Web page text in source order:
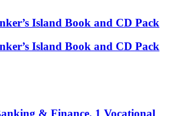
Island Book and CD Pack
Island Book and CD Pack
& Finance. 1 Vocational